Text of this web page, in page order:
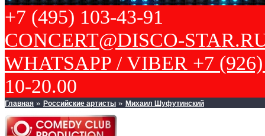
+7 (495) 103-43-91
CONCERT@DISCO-
WHATSAPP / VIBER +7
10-20.00
Главная » Российские артисты » Михаил Шуфутинский